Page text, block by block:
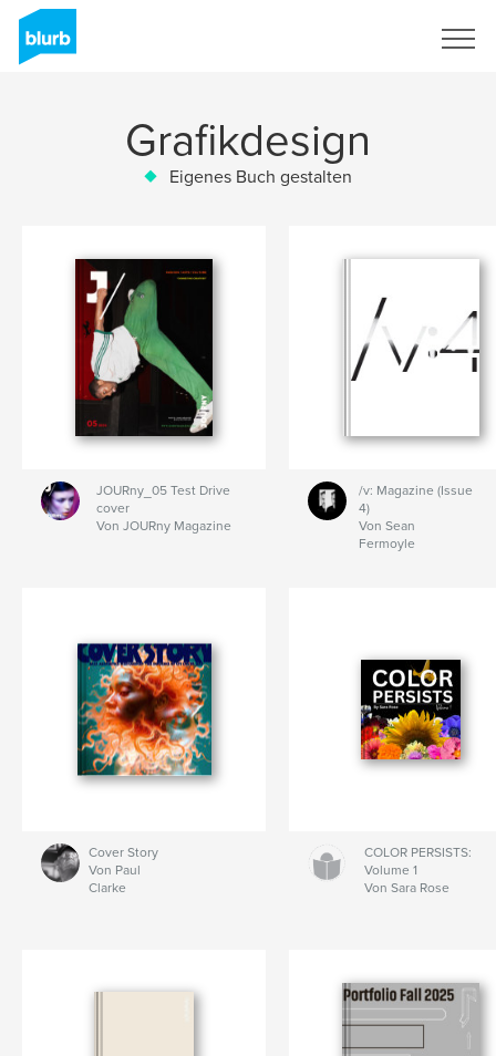
Grafikdesign
Eigenes Buch gestalten
JOURny_05 Test Drive
cover
Von JOURny Magazine
/v: Magazine (Issue
4)
Von Sean
Fermoyle
Cover Story
Von Paul
Clarke
COLOR PERSISTS:
Volume 1
Von Sara Rose